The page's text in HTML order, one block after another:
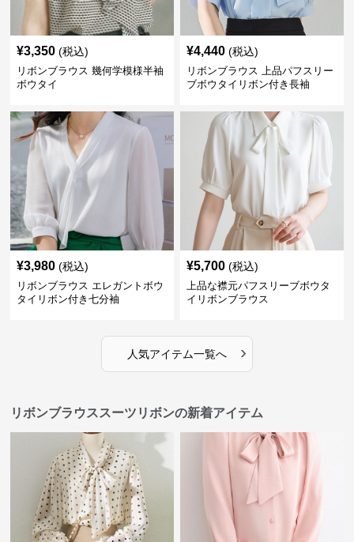
¥3,350 (税込)
リボンブラウス 幾何学模様半袖
ボウタイ
¥4,440 (税込)
リボンブラウス 上品パフスリー
ブボウタイリボン付き長袖
¥3,980 (税込)
リボンブラウス エレガントボウ
タイリボン付き七分袖
¥5,700 (税込)
上品な襟元パフスリーブボウタ
イリボンブラウス
人気アイテム一覧へ ›
リボンブラウススーツリボンの新着アイテム